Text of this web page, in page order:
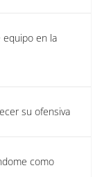
equipo en la
su ofensiva
como